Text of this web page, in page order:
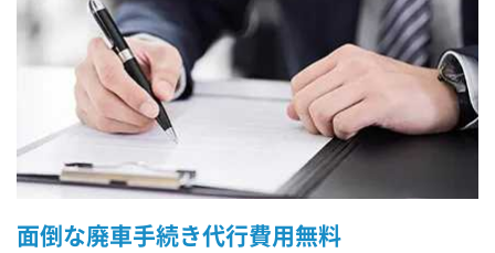
面倒な廃車手続き代行費用無料